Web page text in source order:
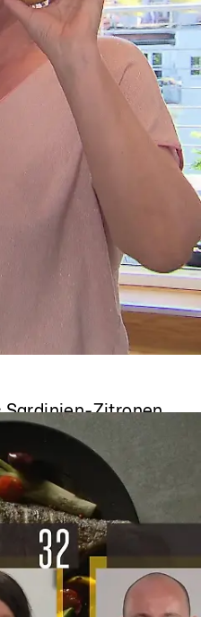
Sardinien-Zitronen
Einsatz